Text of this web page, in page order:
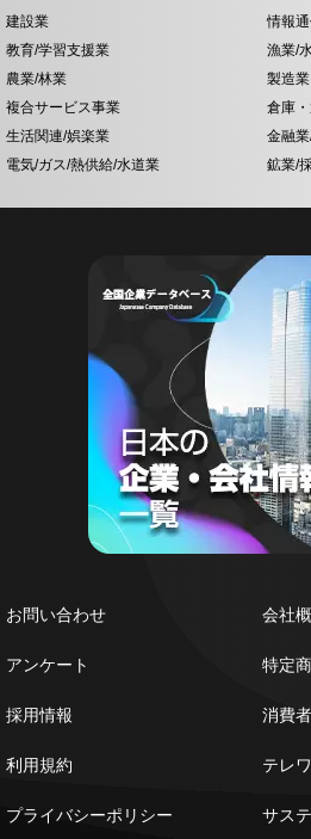
建設業
情報
教育/学習支援業
漁業/
農業/林業
製造業
複合サービス事業
倉庫
生活関連/娯楽業
金融
電気/ガス/熱供給/水道業
鉱業/
お問い合わせ
アンケート
採用情報
利用規約
プライバシーポリシー
会社
特定
消費
テレ
サス